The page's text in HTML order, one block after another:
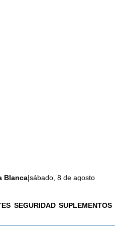
Blanca|sábado, 8 de agosto
SEGURIDAD SUPLEMENTOS